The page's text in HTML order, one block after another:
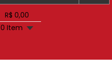
R$ 0,00
0 Item